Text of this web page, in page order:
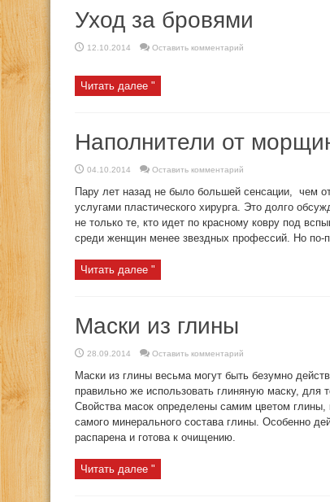
Уход за бровями
12.10.2014 Оставить комментарий
Читать далее "
Наполнители от
04.10.2014 Оставить комментарий
Пару лет назад не было большей сенсации, чем
услугами пластического хирурга. Это долго
не только те, кто идет по красному ковру под
среди женщин менее звездных профессий. Но по-
Читать далее "
Маски из глины
28.09.2014 Оставить комментарий
Маски из глины весьма могут быть безумно
правильно же использовать глиняную маску,
Свойства масок определены самим цветом
самого минерального состава глины. Особенно
распарена и готова к очищению.
Читать далее "